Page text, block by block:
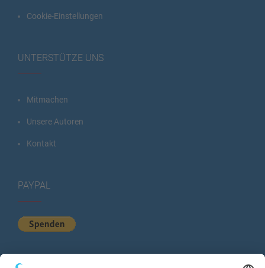
Cookie-Einstellungen
UNTERSTÜTZE UNS
Mitmachen
Unsere Autoren
Kontakt
PAYPAL